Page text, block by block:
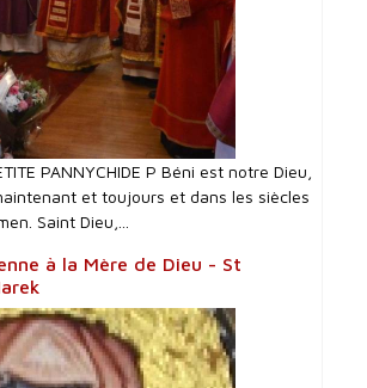
PANNYCHIDE P Béni est notre Dieu,
et toujours et dans les siècles
Saint Dieu,...
à la Mère de Dieu - St